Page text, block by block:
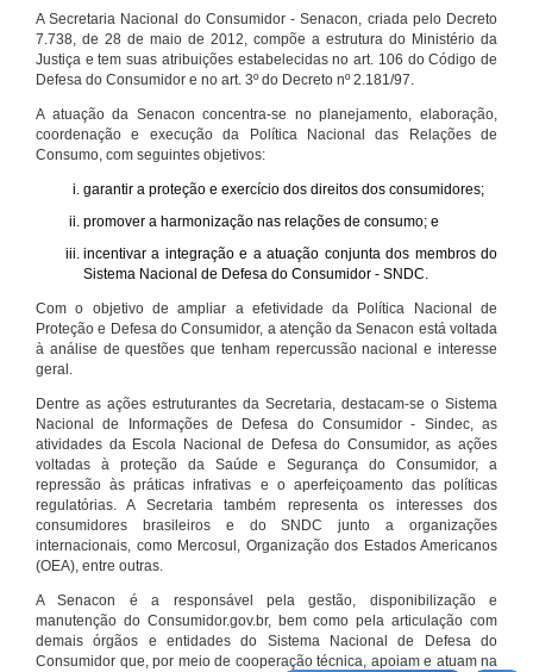
A Secretaria Nacional do Consumidor - Senacon, criada pelo Decreto
7.738, de 28 de maio de 2012, compõe a estrutura do Ministério da
Justiça e tem suas atribuições estabelecidas no art. 106 do Código de
Defesa do Consumidor e no art. 3º do Decreto nº 2.181/97.
A atuação da Senacon concentra-se no planejamento, elaboração,
coordenação e execução da Política Nacional das Relações de
Consumo, com seguintes objetivos:
garantir a proteção e exercício dos direitos dos consumidores;
promover a harmonização nas relações de consumo; e
incentivar a integração e a atuação conjunta dos membros do
Sistema Nacional de Defesa do Consumidor - SNDC.
Com o objetivo de ampliar a efetividade da Política Nacional de
Proteção e Defesa do Consumidor, a atenção da Senacon está voltada
à análise de questões que tenham repercussão nacional e interesse
geral.
Dentre as ações estruturantes da Secretaria, destacam-se o Sistema
Nacional de Informações de Defesa do Consumidor - Sindec, as
atividades da Escola Nacional de Defesa do Consumidor, as ações
voltadas à proteção da Saúde e Segurança do Consumidor, a
repressão às práticas infrativas e o aperfeiçoamento das políticas
regulatórias. A Secretaria também representa os interesses dos
consumidores brasileiros e do SNDC junto a organizações
internacionais, como Mercosul, Organização dos Estados Americanos
(OEA), entre outras.
A Senacon é a responsável pela gestão, disponibilização e
manutenção do Consumidor.gov.br, bem como pela articulação com
demais órgãos e entidades do Sistema Nacional de Defesa do
Consumidor que, por meio de cooperação técnica, apoiam e atuam na